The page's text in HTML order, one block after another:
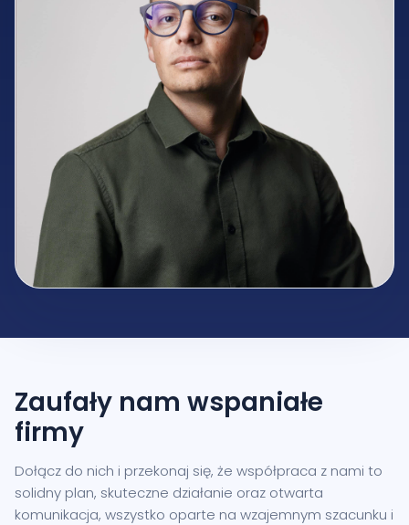
Zaufały nam wspaniałe
firmy
Dołącz do nich i przekonaj się, że współpraca z nami to
solidny plan, skuteczne działanie oraz otwarta
komunikacja, wszystko oparte na wzajemnym szacunku i